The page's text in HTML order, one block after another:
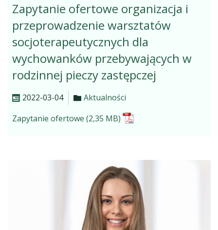
Zapytanie ofertowe organizacja i
przeprowadzenie warsztatów
socjoterapeutycznych dla
wychowanków przebywających w
rodzinnej pieczy zastępczej
2022-03-04
Aktualności
Zapytanie ofertowe